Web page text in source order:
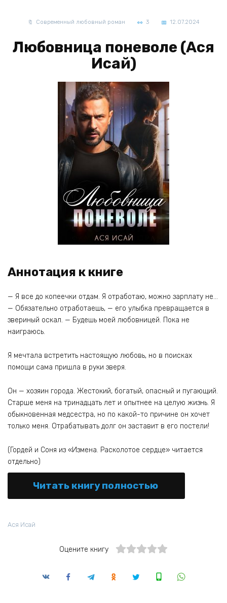
Современный любовный роман 3 12.07.2024
Любовница поневоле (Ася
Исай)
Аннотация к книге
— Я все до копеечки отдам. Я отработаю, можно зарплату не…
— Обязательно отработаешь, — его улыбка превращается в
звериный оскал. — Будешь моей любовницей. Пока не
наиграюсь.
Я мечтала встретить настоящую любовь, но в поисках
помощи сама пришла в руки зверя.
Он — хозяин города. Жестокий, богатый, опасный и пугающий.
Старше меня на тринадцать лет и опытнее на целую жизнь. Я
обыкновенная медсестра, но по какой-то причине он хочет
только меня. Отрабатывать долг он заставит в его постели!
(Гордей и Соня из «Измена. Расколотое сердце» читается
отдельно)
Читать книгу полностью
Ася Исай
Оцените книгу